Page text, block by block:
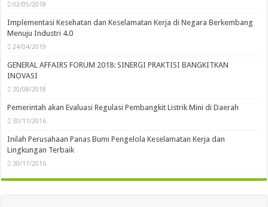
02/05/2018
Implementasi Kesehatan dan Keselamatan Kerja di Negara Berkembang
Menuju Industri 4.0
24/04/2019
GENERAL AFFAIRS FORUM 2018: SINERGI PRAKTISI BANGKITKAN
INOVASI
30/08/2018
Pemerintah akan Evaluasi Regulasi Pembangkit Listrik Mini di Daerah
30/11/2016
Inilah Perusahaan Panas Bumi Pengelola Keselamatan Kerja dan
Lingkungan Terbaik
30/11/2016